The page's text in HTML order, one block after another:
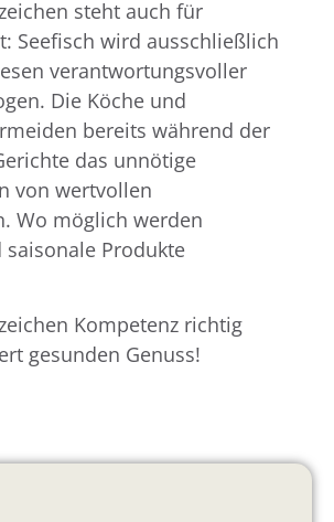
steht auch für
Seefisch wird ausschließlich
verantwortungsvoller
Die Köche und
bereits während der
das unnötige
von wertvollen
Wo möglich werden
Produkte
Kompetenz richtig
gesunden Genuss!